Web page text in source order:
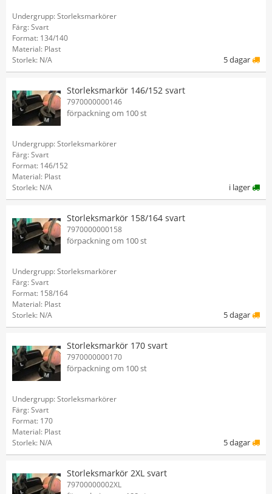
Undergrupp: Storleksmarkörer
Färg: Svart
Format: 134/140
Material: Plast
Storlek: N/A
5 dagar
Storleksmarkör 146/152 svart
7970000000146
förpackning om 100 st
Undergrupp: Storleksmarkörer
Färg: Svart
Format: 146/152
Material: Plast
Storlek: N/A
i lager
Storleksmarkör 158/164 svart
7970000000158
förpackning om 100 st
Undergrupp: Storleksmarkörer
Färg: Svart
Format: 158/164
Material: Plast
Storlek: N/A
5 dagar
Storleksmarkör 170 svart
7970000000170
förpackning om 100 st
Undergrupp: Storleksmarkörer
Färg: Svart
Format: 170
Material: Plast
Storlek: N/A
5 dagar
Storleksmarkör 2XL svart
79700000002XL